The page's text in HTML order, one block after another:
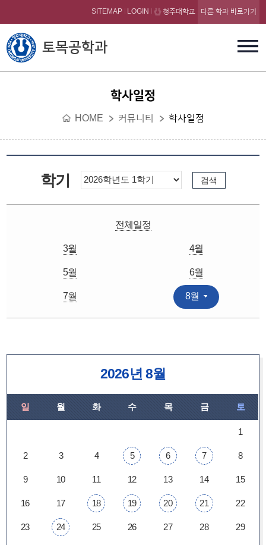
본문 바로가기
토목공학과
SITEMAP LOGIN 청주대학교 다른 학과 바로가기
학사일정
HOME 커뮤니티 학사일정
학기
전체일정
3월 4월
5월 6월
7월 8월
2026년 8월
일 월 화 수 목 금 토
1
2 3 4 5 6 7 8
9 10 11 12 13 14 15
16 17 18 19 20 21 22
23 24 25 26 27 28 29